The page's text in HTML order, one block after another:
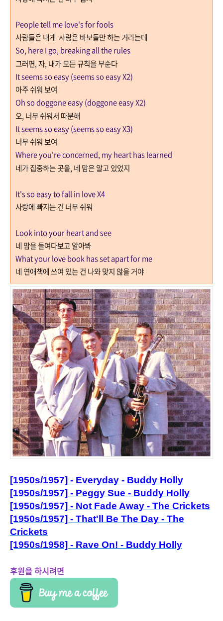
People tell me love's for fools
사람들은 내게 사랑은 바보들만 하는 거라는데
So, here I go, breaking all the rules
그러면,자, 내가 모든 규칙을 부순다
It seems so easy (seems so easy X2)
아주 쉬워 보여
Oh so doggone easy (doggone easy X2)
오, 너무 쉬워서 따분해
It seems so easy (seems so easy X3)
너무 쉬워 보여
Where you're concerned, my heart has learned
네가 집중하는 곳을, 네 맘은 알고 있었지
It's so easy to fall in love X4
사랑에 빠지는 건 너무 쉬워
Look into your heart and see
네 맘을 들여다보고 알아봐
What your love book has set apart for me
네 연애책에 쓰여 있는 건 나와 맞지 않을 거야
[1950s/1957] - Everyday - Buddy Holly
[1950s/1957] - Peggy Sue - Buddy Holly
[1950s/1957] - Not Fade Away - The Crickets
[1950s/1957] - That'll Be The Day - The
Crickets
[1950s/1958] - Rave On! - Buddy Holly
후원을 하시려면